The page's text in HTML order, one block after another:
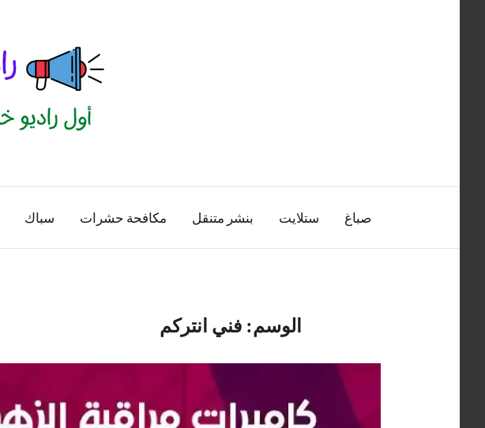
صباغ ستلايت بنشر متنقل مكافحة حشرات سباك
الوسم: فني انتركم